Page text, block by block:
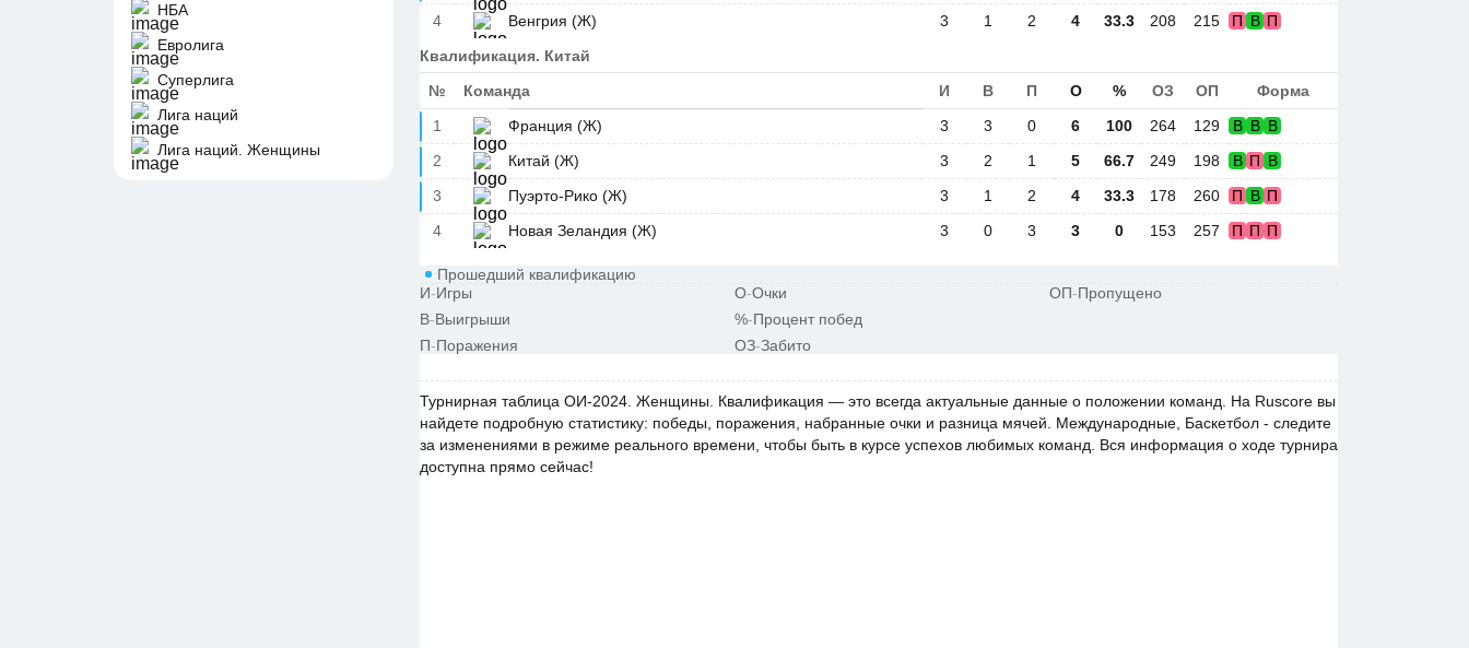
НБА
Евролига
Суперлига
Лига наций
Лига наций. Женщины
4
Венгрия (Ж) 3 1 2 4 33.3 208 215 П В П
Квалификация. Китай
№ Команда И В П О % ОЗ ОП
Форма
1
Франция (Ж) 3 3 0 6 100 264 129 В В В
2
Китай (Ж) 3 2 1 5 66.7 249 198 В П В
3
Пуэрто-Рико (Ж) 3 1 2 4 33.3 178 260 П В П
4
Новая Зеландия (Ж) 3 0 3 3 0 153 257 П П П
Прошедший квалификацию
И-Игры
В-Выигрыши
П-Поражения
О-Очки
%-Процент побед
ОЗ-Забито
ОП-Пропущено
Турнирная таблица ОИ-2024. Женщины. Квалификация — это всегда актуальные данные о положении команд. На Ruscore вы
найдете подробную статистику: победы, поражения, набранные очки и разница мячей. Международные, Баскетбол - следите
за изменениями в режиме реального времени, чтобы быть в курсе успехов любимых команд. Вся информация о ходе турнира
доступна прямо сейчас!